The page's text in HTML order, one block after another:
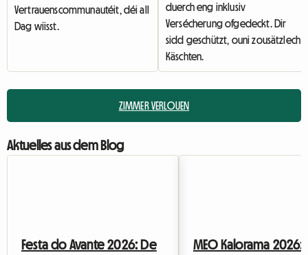
Vertrauenscommunautéit, déi all
Dag wiisst.
duerch eng inklusiv
Versécherung ofgedeckt. Dir
sidd geschützt, ouni zousätzlech
Käschten.
ZIMMER VERLOUEN
Aktuelles aus dem Blog
Festa do Avante 2026: De
MEO Kalorama 2026: